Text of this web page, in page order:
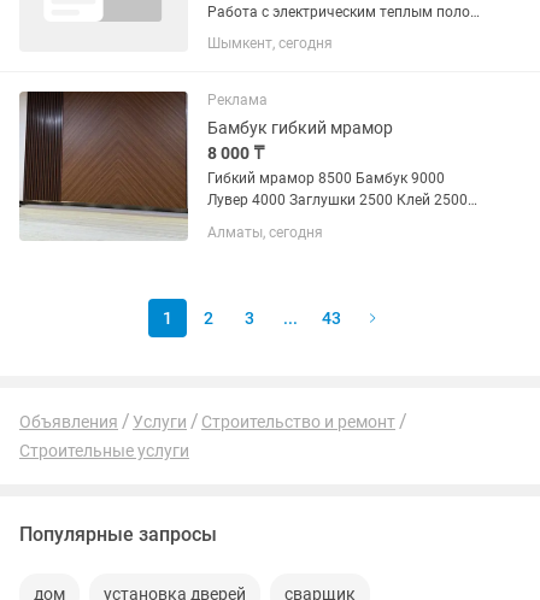
Работа с электрическим теплым полом
Работа с натуральным камнем- гранит,
мрамор Не объем, постоянная работа!
Шымкент, сегодня
Реклама
Бамбук гибкий мрамор
8 000 ₸
Гибкий мрамор 8500 Бамбук 9000
Лувер 4000 Заглушки 2500 Клей 2500
есть строительная прыгала
Алматы, сегодня
1 2 3 ... 43
Объявления Услуги
Строительство и ремонт
Строительные услуги
Популярные запросы
дом установка дверей сварщик